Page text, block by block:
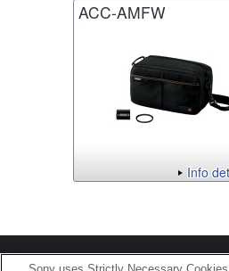
ACC-AMFW
Info